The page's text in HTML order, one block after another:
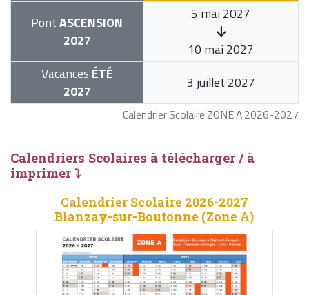
Calendrier Scolaire ZONE A 2026-2027
PontASCENSION
2027
5 mai 2027
10 mai 2027
Vacances ÉTÉ
2027
3 juillet 2027
Calendriers Scolaires à télécharger / à
imprimer ⤵
Calendrier Scolaire 2026-2027
Blanzay-sur-Boutonne (Zone A)